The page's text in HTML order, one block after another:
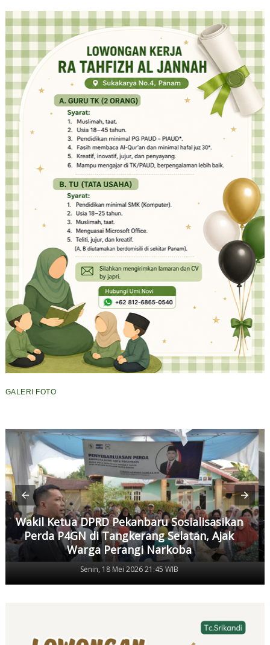
GALERI FOTO
Wakil Ketua DPRD Pekanbaru Sosialisasikan
Perda P4GN di Tangkerang Selatan, Ajak
Warga Perangi Narkoba
Senin, 18 Mei 2026 21:45 WIB